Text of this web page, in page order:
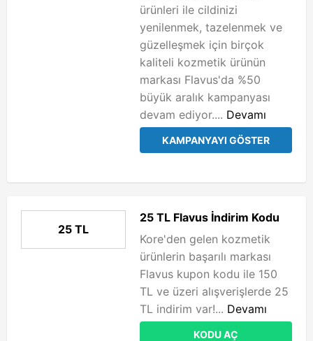
ürünleri ile cildinizi
yenilenmek, tazelenmek ve
güzelleşmek için birçok
kaliteli kozmetik ürünün
markası Flavus'da %50
büyük aralık kampanyası
devam ediyor.... Devamı
KAMPANYAYI GÖSTER
25 TL
25 TL Flavus İndirim Kodu
Kore'den gelen kozmetik
ürünlerin başarılı markası
Flavus kupon kodu ile 150
TL ve üzeri alışverişlerde 25
TL indirim var!... Devamı
KODU AÇ